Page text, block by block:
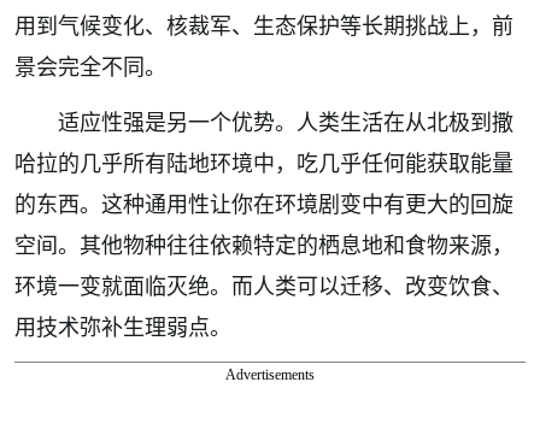
用到气候变化、核裁军、生态保护等长期挑战上，前
景会完全不同。
适应性强是另一个优势。人类生活在从北极到撒
哈拉的几乎所有陆地环境中，吃几乎任何能获取能量
的东西。这种通用性让你在环境剧变中有更大的回旋
空间。其他物种往往依赖特定的栖息地和食物来源，
环境一变就面临灭绝。而人类可以迁移、改变饮食、
用技术弥补生理弱点。
Advertisements